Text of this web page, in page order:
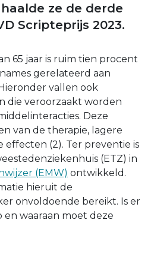
ze de derde
Scripteprijs 2023.
65 jaar is ruim tien procent
gerelateerd aan
vallen ook
die veroorzaakt worden
Deze
van de therapie, lagere
effecten (2). Ter preventie is
(ETZ) in
(EMW) ontwikkeld.
hieruit de
onvoldoende bereikt. Is er
waaraan moet deze